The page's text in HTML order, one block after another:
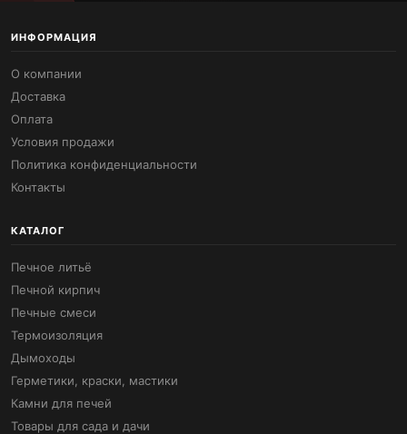
ИНФОРМАЦИЯ
О компании
Доставка
Оплата
Условия продажи
Политика конфиденциальности
Контакты
КАТАЛОГ
Печное литьё
Печной кирпич
Печные смеси
Термоизоляция
Дымоходы
Герметики, краски, мастики
Камни для печей
Товары для сада и дачи